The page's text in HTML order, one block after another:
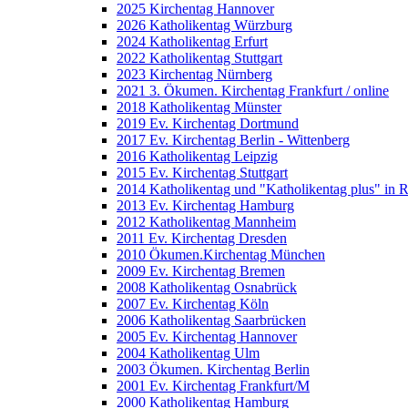
2025 Kirchentag Hannover
2026 Katholikentag Würzburg
2024 Katholikentag Erfurt
2022 Katholikentag Stuttgart
2023 Kirchentag Nürnberg
2021 3. Ökumen. Kirchentag Frankfurt / online
2018 Katholikentag Münster
2019 Ev. Kirchentag Dortmund
2017 Ev. Kirchentag Berlin - Wittenberg
2016 Katholikentag Leipzig
2015 Ev. Kirchentag Stuttgart
2014 Katholikentag und "Katholikentag plus" in
2013 Ev. Kirchentag Hamburg
2012 Katholikentag Mannheim
2011 Ev. Kirchentag Dresden
2010 Ökumen.Kirchentag München
2009 Ev. Kirchentag Bremen
2008 Katholikentag Osnabrück
2007 Ev. Kirchentag Köln
2006 Katholikentag Saarbrücken
2005 Ev. Kirchentag Hannover
2004 Katholikentag Ulm
2003 Ökumen. Kirchentag Berlin
2001 Ev. Kirchentag Frankfurt/M
2000 Katholikentag Hamburg